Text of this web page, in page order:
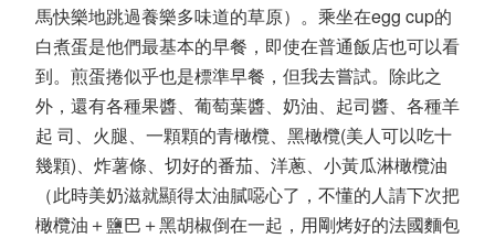
馬快樂地跳過養樂多味道的草原）。乘坐在egg cup的
白煮蛋是他們最基本的早餐，即使在普通飯店也可以看
到。煎蛋捲似乎也是標準早餐，但我去嘗試。除此之
外，還有各種果醬、葡萄葉醬、奶油、起司醬、各種羊
起 司、火腿、一顆顆的青橄欖、黑橄欖(美人可以吃十
幾顆)、炸薯條、切好的番茄、洋蔥、小黃瓜淋橄欖油
（此時美奶滋就顯得太油膩噁心了，不懂的人請下次把
橄欖油＋鹽巴＋黑胡椒倒在一起，用剛烤好的法國麵包